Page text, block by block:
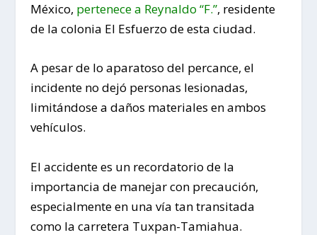
México, pertenece a Reynaldo “F.”, residente
de la colonia El Esfuerzo de esta ciudad.
A pesar de lo aparatoso del percance, el
incidente no dejó personas lesionadas,
limitándose a daños materiales en ambos
vehículos.
El accidente es un recordatorio de la
importancia de manejar con precaución,
especialmente en una vía tan transitada
como la carretera Tuxpan-Tamiahua.